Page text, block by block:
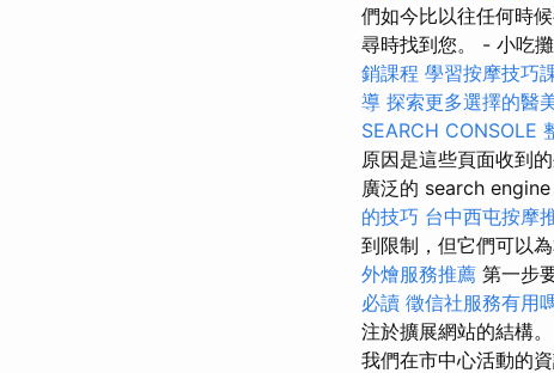
們如今比以往任何時
尋時找到您。 - 小吃
銷課程 學習按摩技巧
導 探索更多選擇的醫
SEARCH CONSOLE
原因是這些頁面收到
廣泛的 search
的技巧 台中西屯按摩
到限制，但它們可以
外燴服務推薦 第一步
必讀 徵信社服務有用
注於擴展網站的結構。
我們在市中心活動的